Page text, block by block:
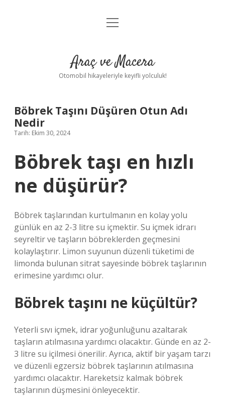
Anasayfa
Yasal Uyarı
menüyü
Araç ve Macera
Otomobil hikayeleriyle keyifli yolculuk!
Böbrek Taşını Düşüren Otun Adı
Nedir
Tarih: Ekim 30, 2024
Böbrek taşı en hızlı
ne düşürür?
Böbrek taşlarından kurtulmanın en kolay yolu
günlük en az 2-3 litre su içmektir. Su içmek idrarı
seyreltir ve taşların böbreklerden geçmesini
kolaylaştırır. Limon suyunun düzenli tüketimi de
limonda bulunan sitrat sayesinde böbrek taşlarının
erimesine yardımcı olur.
Böbrek taşını ne küçültür?
Yeterli sıvı içmek, idrar yoğunluğunu azaltarak
taşların atılmasına yardımcı olacaktır. Günde en az 2-
3 litre su içilmesi önerilir. Ayrıca, aktif bir yaşam tarzı
ve düzenli egzersiz böbrek taşlarının atılmasına
yardımcı olacaktır. Hareketsiz kalmak böbrek
taşlarının düşmesini önleyecektir.